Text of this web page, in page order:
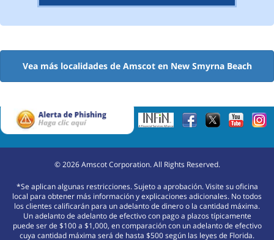
Vea más localidades de Amscot en New Smyrna Beach
©2026Amscot Corporation. All Rights Reserved.
*Se aplican algunas restricciones. Sujeto a aprobación. Visite su oficina
local para obtener más información y explicaciones adicionales. No todos
los clientes calificarán para un adelanto de dinero o la cantidad máxima.
Un adelanto de adelanto de efectivo con pago a plazos típicamente
puede ser de $100 a $1,000, en comparación con un adelanto de efectivo
cuya cantidad máxima será de hasta $500 según las leyes de Florida.